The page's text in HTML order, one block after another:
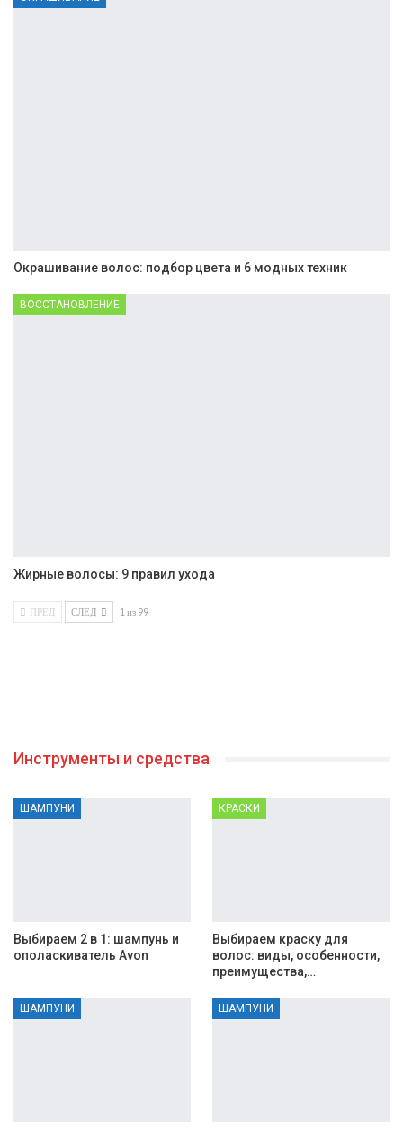
Окрашивание волос: подбор цвета и 6 модных техник
ВОССТАНОВЛЕНИЕ
Жирные волосы: 9 правил ухода
ПРЕД СЛЕД 1 из 99
Инструменты и средства
ШАМПУНИ
Выбираем 2 в 1: шампунь и
ополаскиватель Avon
КРАСКИ
Выбираем краску для
волос: виды, особенности,
преимущества,…
ШАМПУНИ ШАМПУНИ